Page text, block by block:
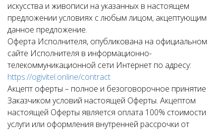
искусства и живописи на указанных в настоящем
предложении условиях с любым лицом, акцептующим
данное предложение.
Оферта Исполнителя, опубликована на официальном
сайте Исполнителя в информационно-
телекоммуникационной сети Интернет по адресу:
https://ogivitel.online/contract
Акцепт оферты – полное и безоговорочное принятие
Заказчиком условий настоящей Оферты. Акцептом
настоящей Оферты является оплата 100% стоимости
услуги или оформления внутренней рассрочки от